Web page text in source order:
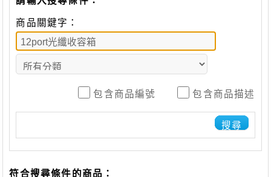
商品關鍵字：
包含商品編號 包含商品描述
搜尋
符合搜尋條件的商品：